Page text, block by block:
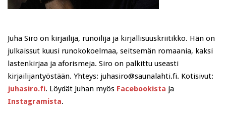
Juha Siro on kirjailija, runoilija ja kirjallisuuskriitikko. Hän on
julkaissut kuusi runokokoelmaa, seitsemän romaania, kaksi
lastenkirjaa ja aforismeja. Siro on palkittu useasti
kirjailijantyöstään. Yhteys: juhasiro@saunalahti.fi. Kotisivut:
juhasiro.fi. Löydät Juhan myös Facebookista ja
Instagramista.